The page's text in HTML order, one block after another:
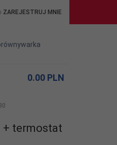
ZAREJESTRUJ MNIE
0.00PLN
+ termostat